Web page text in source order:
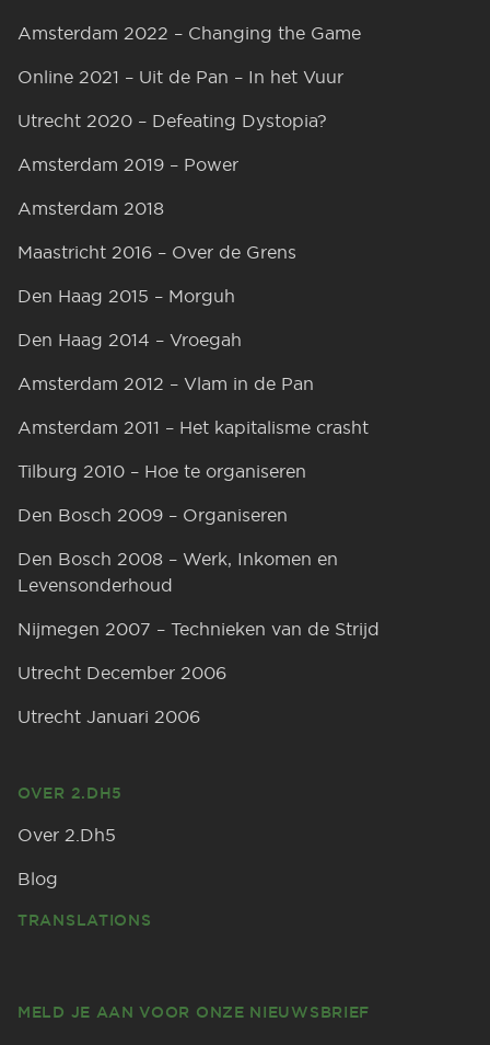
Amsterdam 2022 – Changing the Game
Online 2021 – Uit de Pan – In het Vuur
Utrecht 2020 – Defeating Dystopia?
Amsterdam 2019 – Power
Amsterdam 2018
Maastricht 2016 – Over de Grens
Den Haag 2015 – Morguh
Den Haag 2014 – Vroegah
Amsterdam 2012 – Vlam in de Pan
Amsterdam 2011 – Het kapitalisme crasht
Tilburg 2010 – Hoe te organiseren
Den Bosch 2009 – Organiseren
Den Bosch 2008 – Werk, Inkomen en
Levensonderhoud
Nijmegen 2007 – Technieken van de Strijd
Utrecht December 2006
Utrecht Januari 2006
OVER 2.DH5
Over 2.Dh5
Blog
TRANSLATIONS
MELD JE AAN VOOR ONZE NIEUWSBRIEF